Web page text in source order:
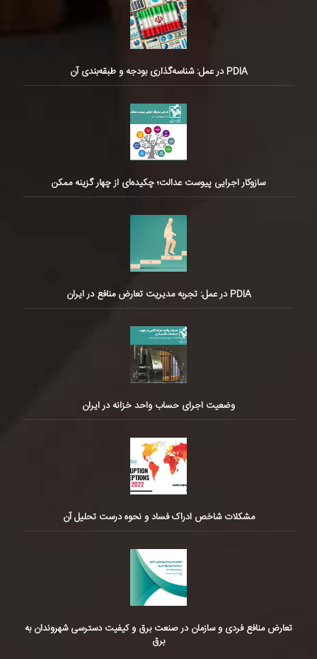
PDIA در عمل: شناسه‌گذاری بودجه و طبقه‌بندی آن
سازوکار اجرایی پیوست عدالت؛ چکیده‌ای از چهار گزینه ممکن
PDIA در عمل: تجربه مدیریت تعارض منافع در ایران
وضعیت اجرای حساب واحد خزانه در ایران
مشکلات شاخص ادراک فساد و نحوه درست تحلیل آن
تعارض منافع فردی و سازمان در صنعت برق و کیفیت دسترسی شهروندان به
برق